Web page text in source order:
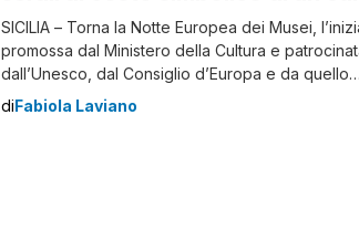
SICILIA – Torna la Notte Europea dei Musei,
promossa dal Ministero della Cultura e
dall’Unesco, dal Consiglio d’Europa e da quello
Internazionale dei Musei (ICOM). Avrà luogo
diFabiola Laviano